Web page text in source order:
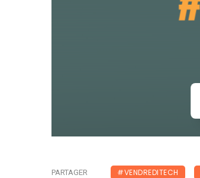
PARTAGER #VENDREDITECH